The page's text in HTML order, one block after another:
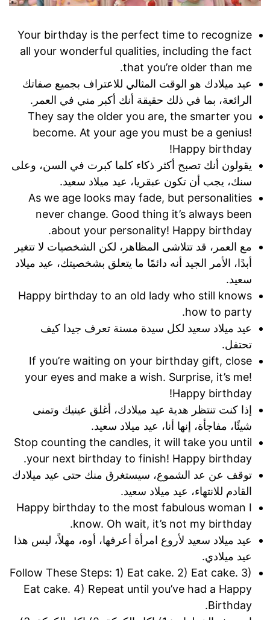
Your birthday is the perfect time to recognize
all your wonderful qualities, including the fact
that you’re older than me.
عيد ميلادك هو الوقت المثالي للاعتراف بجميع صفاتك
الرائعة، بما في ذلك حقيقة أنك أكبر مني في العمر.
They say the older you are, the smarter you
become. At your age you must be a genius!
Happy birthday!
يقولون أنك تصبح أكثر ذكاء كلما كبرت في السن، وعلى
سنك، يجب أن تكون عبقريا، عيد ميلاد سعيد.
As we age looks may fade, but personalities
never change. Good thing it’s always been
about your personality! Happy birthday.
مع العمر، قد تتلاشى المظاهر، لكن الشخصيات لا تتغير
أبدًا، الأمر الجيد أنه دائمًا ما يتعلق بشخصيتك، عيد ميلاد
سعيد.
Happy birthday to an old lady who still knows
how to party.
عيد ميلاد سعيد لكل سيدة مسنة تعرف جيدا كيف
تحتفل.
If you’re waiting on your birthday gift, close
your eyes and make a wish. Surprise, it’s me!
Happy birthday!
إذا كنت تنتظر هدية عيد ميلادك، أغلق عينيك وتمنى
شيئًا، مفاجأة، إنها أنا، عيد ميلاد سعيد.
Stop counting the candles, it will take you until
your next birthday to finish! Happy birthday.
توقف عن عد الشموع، سيستغرق منك حتى عيد ميلادك
القادم للانتهاء، عيد ميلاد سعيد.
Happy birthday to the most fabulous woman I
know. Oh wait, it’s not my birthday.
عيد ميلاد سعيد لأروع امرأة أعرفها، أوه، مهلاً، ليس هذا
عيد ميلادي.
Follow These Steps: 1) Eat cake. 2) Eat cake. 3)
Eat cake. 4) Repeat until you’ve had a Happy
Birthday.